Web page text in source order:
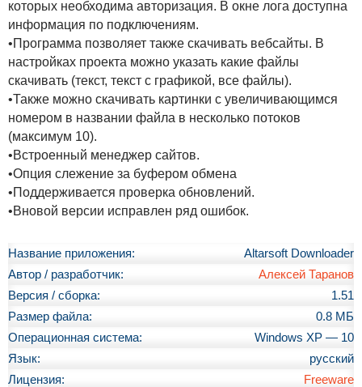
которых необходима авторизация. В окне лога доступна
информация по подключениям.
•Программа позволяет также скачивать вебсайты. В
настройках проекта можно указать какие файлы
скачивать (текст, текст с графикой, все файлы).
•Также можно скачивать картинки с увеличивающимся
номером в названии файла в несколько потоков
(максимум 10).
•Встроенный менеджер сайтов.
•Опция слежение за буфером обмена
•Поддерживается проверка обновлений.
•Вновой версии исправлен ряд ошибок.
Название приложения:
Altarsoft Downloader
Автор / разработчик:
Алексей Таранов
Версия / сборка:
1.51
Размер файла:
0.8 МБ
Операционная система:
Windows XP — 10
Язык:
русский
Лицензия:
Freeware